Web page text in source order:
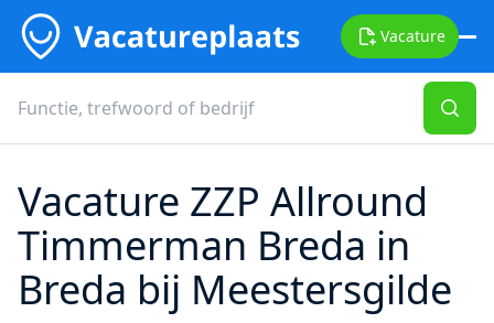
Vacature
Vacature ZZP Allround
Timmerman Breda in
Breda bij Meestersgilde